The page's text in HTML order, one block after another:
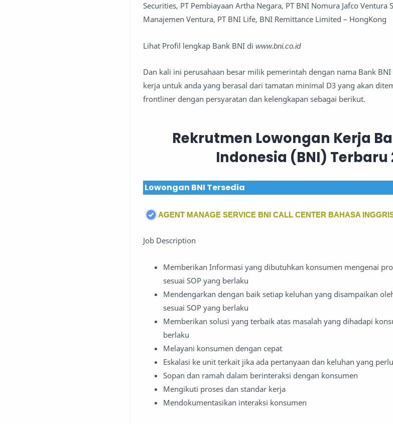
Securities, PT Pembiayaan Artha Negara, PT BNI Nomura Jafco Ventura
Manajemen Ventura, PT BNI Life, BNI Remittance Limited – HongKong
Lihat Profil lengkap Bank BNI di www.bni.co.id
Dan kali ini perusahaan besar milik pemerintah dengan nama Bank
kerja untuk anda yang berasal dari tamatan minimal D3 yang akan
frontliner dengan persyaratan dan kelengkapan sebagai berikut.
Rekrutmen Lowongan Kerja
Indonesia (BNI) Terbaru
Lowongan BNI Tersedia
AGENT MANAGE SERVICE BNI CALL CENTER BAHASA
Job Description
Memberikan Informasi yang dibutuhkan konsumen mengenai
sesuai SOP yang berlaku
Mendengarkan dengan baik setiap keluhan yang disampaikan
sesuai SOP yang berlaku
Memberikan solusi yang terbaik atas masalah yang dihadapi
berlaku
Melayani konsumen dengan cepat
Eskalasi ke unit terkait jika ada pertanyaan dan keluhan yang
Sopan dan ramah dalam berinteraksi dengan konsumen
Mengikuti proses dan standar kerja
Mendokumentasikan interaksi konsumen